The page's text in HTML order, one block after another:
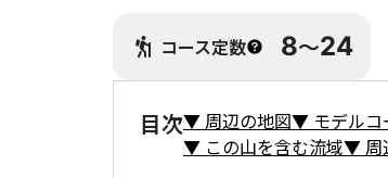
コース定数 8〜24
目次▼ 周辺の地図▼ モデルコ
▼ この山を含む流域▼ 周